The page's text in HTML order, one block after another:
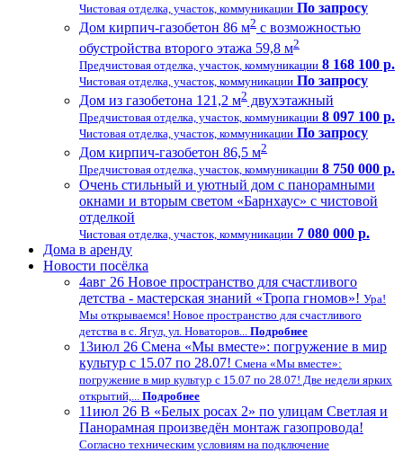
Чистовая отделка, участок, коммуникации По запросу
Дом кирпич-газобетон 86 м2 с возможностью
обустройства второго этажа 59,8 м2
Предчистовая отделка, участок, коммуникации 8 168 100 р.
Чистовая отделка, участок, коммуникации По запросу
Дом из газобетона 121,2 м2 двухэтажный
Предчистовая отделка, участок, коммуникации 8 097 100 р.
Чистовая отделка, участок, коммуникации По запросу
Дом кирпич-газобетон 86,5 м2
Предчистовая отделка, участок, коммуникации 8 750 000 р.
Очень стильный и уютный дом с панорамными
окнами и вторым светом «Барнхаус» с чистовой
отделкой
Чистовая отделка, участок, коммуникации 7 080 000 р.
Дома в аренду
Новости посёлка
4авг 26 Новое пространство для счастливого
детства - мастерская знаний «Тропа гномов»! Ура!
Мы открываемся! Новое пространство для счастливого
детства в с. Ягул, ул. Новаторов... Подробнее
13июл 26 Смена «Мы вместе»: погружение в мир
культур с 15.07 по 28.07! Смена «Мы вместе»:
погружение в мир культур с 15.07 по 28.07! Две недели ярких
открытий,... Подробнее
11июл 26 В «Белых росах 2» по улицам Светлая и
Панорамная произведён монтаж газопровода!
Согласно техническим условиям на подключение